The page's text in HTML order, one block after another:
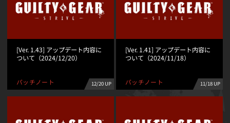
[Ver. 1.43] アップデート内容に
ついて（2024/12/20）
パッチノート 12/20 UP
[Ver. 1.41] アップデート内容に
ついて（2024/11/18）
パッチノート 11/18 UP